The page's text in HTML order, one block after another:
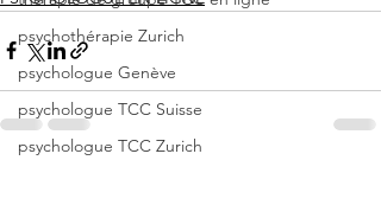
psychothérapie Zurich
psychologue Genève
psychologue TCC Suisse
psychologue TCC Zurich